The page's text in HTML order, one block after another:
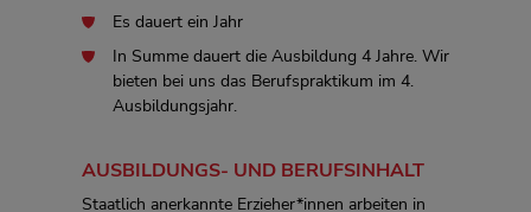
Es dauert ein Jahr
In Summe dauert die Ausbildung 4 Jahre. Wir
bieten bei uns das Berufspraktikum im 4.
Ausbildungsjahr.
AUSBILDUNGS- UND BERUFSINHALT
Staatlich anerkannte Erzieher*innen arbeiten in